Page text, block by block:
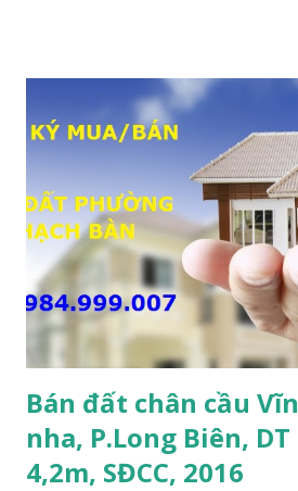
bán: 17,5 tỷ, có thương lượng với
THÔNG TIN TIỆN ÍCH XUNG
KHO XƯỞNG TẠI PHỐ TƯ ĐÌNH
mặt ngõ phố Tư Đình, ngõ trước
tô tránh nhau; • Cách mặt đường Cổ
Cách dự án Eco Smart City Cổ Linh
án khu biệt thự dự án Minh Tâm Tư
Vĩnh Tuy và siêu thị Aeon Mall Long
Khu vực đông đúc dân cư, thuận tiện
Bán đất chân cầu
nha, P.Long Biên,
4,2m, SĐCC, 2016